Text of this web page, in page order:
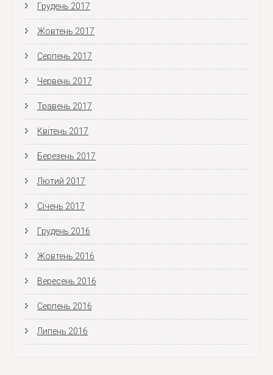
Грудень 2017
Жовтень 2017
Серпень 2017
Червень 2017
Травень 2017
Квітень 2017
Березень 2017
Лютий 2017
Січень 2017
Грудень 2016
Жовтень 2016
Вересень 2016
Серпень 2016
Липень 2016